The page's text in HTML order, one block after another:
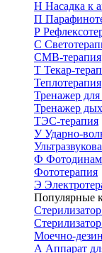
Н Насадка к
П
Р
С
СМВ-терапия
Т Текар-
Теплотерапия
Тренажер для
Тренажер
ТЭС-терапия
УУдарно-
Ф
Фототерапия
Э
Популярные
Моечно-
А Аппарат